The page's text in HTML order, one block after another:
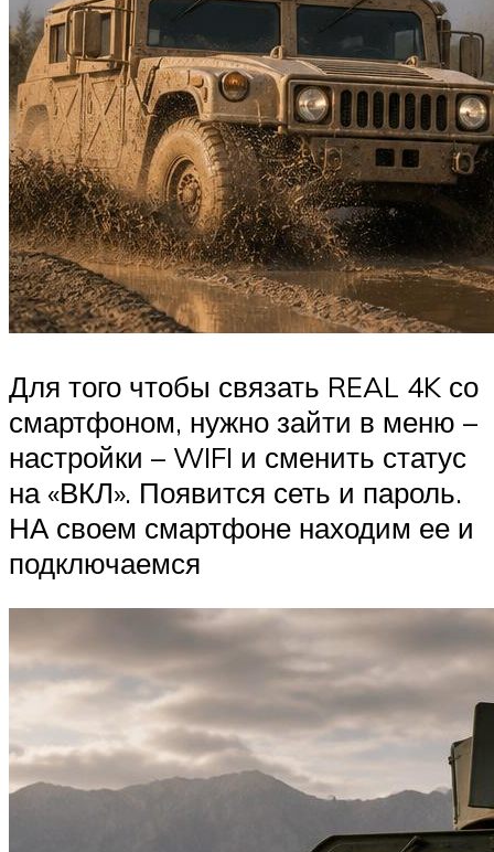
Для того чтобы связать REAL 4K со
смартфоном, нужно зайти в меню –
настройки – WIFI и сменить статус
на «ВКЛ». Появится сеть и пароль.
НА своем смартфоне находим ее и
подключаемся